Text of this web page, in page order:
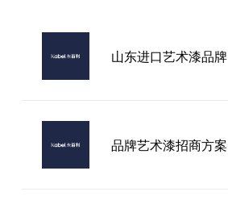
山东进口艺术漆品牌
品牌艺术漆招商方案